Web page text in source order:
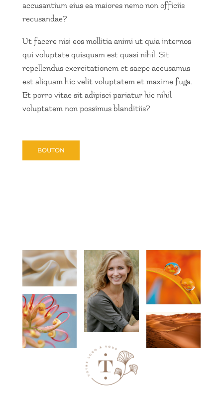
accusantium eius ea maiores nemo non officiis
recusandae?
Ut facere nisi eos mollitia animi ut quia internos
qui voluptate quisquam est quasi nihil. Sit
repellendus exercitationem et saepe accusamus
est aliquam hic velit voluptatem et maxime fuga.
Et porro vitae sit adipisci pariatur hic nihil
voluptatem non possimus blanditiis?
BOUTON